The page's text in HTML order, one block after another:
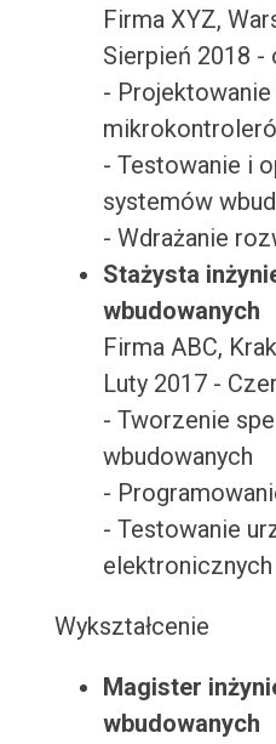
Firma XYZ,
Sierpień 2018 -
-
- Testowanie i
systemów
- Wdrażanie
Stażysta
wbudowanych
Firma ABC,
Luty 2017 -
- Tworzenie
wbudowanych
-
- Testowanie
elektronicznych
Wykształcenie
Magister
wbudowanych